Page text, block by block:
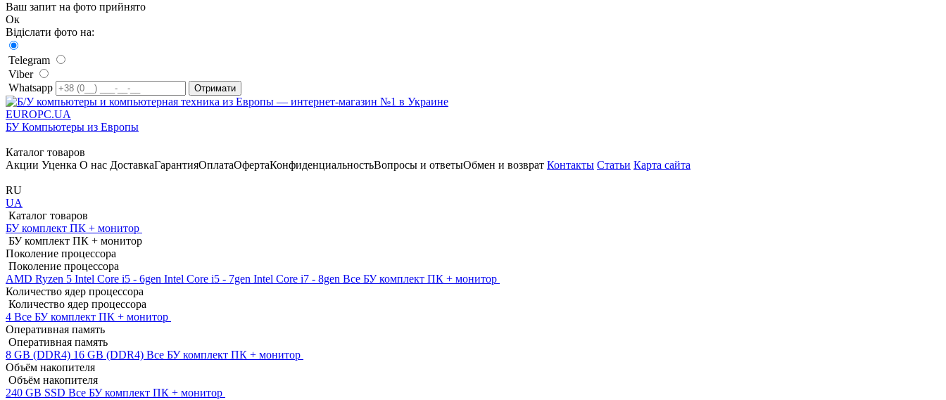
Ваш запит на фото прийнято
Ок
Відіслати фото на:
Telegram
Viber
Whatsapp
EUROPC.UA
БУ Компьютеры из Европы
Каталог товаров
Акции Уценка О нас ДоставкаГарантияОплатаОфертаКонфиденциальностьВопросы и ответыОбмен и возврат Контакты Статьи Карта сайта
RU
UA
Каталог товаров
БУ комплект ПК + монитор
БУ комплект ПК + монитор
Поколение процессора
Поколение процессора
AMD Ryzen 5 Intel Core i5 - 6gen Intel Core i5 - 7gen Intel Core i7 - 8gen Все БУ комплект ПК + монитор
Количество ядер процессора
Количество ядер процессора
4 Все БУ комплект ПК + монитор
Оперативная память
Оперативная память
8 GB (DDR4) 16 GB (DDR4) Все БУ комплект ПК + монитор
Объём накопителя
Объём накопителя
240 GB SSD Все БУ комплект ПК + монитор